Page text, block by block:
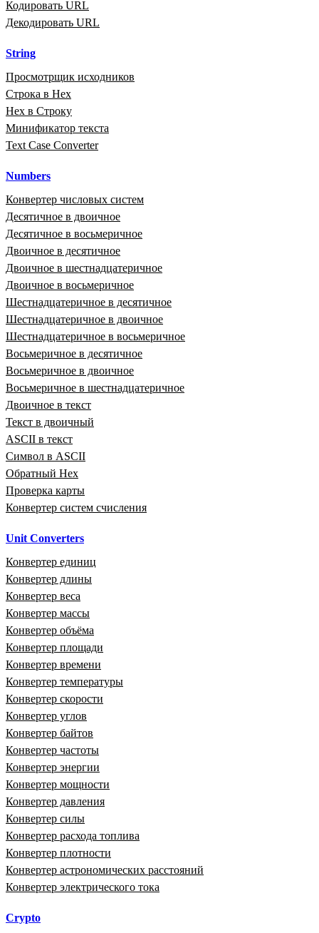
Кодировать URL
Декодировать URL
String
Просмотрщик исходников
Строка в Hex
Hex в Строку
Минификатор текста
Text Case Converter
Numbers
Конвертер числовых систем
Десятичное в двоичное
Десятичное в восьмеричное
Двоичное в десятичное
Двоичное в шестнадцатеричное
Двоичное в восьмеричное
Шестнадцатеричное в десятичное
Шестнадцатеричное в двоичное
Шестнадцатеричное в восьмеричное
Восьмеричное в десятичное
Восьмеричное в двоичное
Восьмеричное в шестнадцатеричное
Двоичное в текст
Текст в двоичный
ASCII в текст
Символ в ASCII
Обратный Hex
Проверка карты
Конвертер систем счисления
Unit Converters
Конвертер единиц
Конвертер длины
Конвертер веса
Конвертер массы
Конвертер объёма
Конвертер площади
Конвертер времени
Конвертер температуры
Конвертер скорости
Конвертер углов
Конвертер байтов
Конвертер частоты
Конвертер энергии
Конвертер мощности
Конвертер давления
Конвертер силы
Конвертер расхода топлива
Конвертер плотности
Конвертер астрономических расстояний
Конвертер электрического тока
Crypto